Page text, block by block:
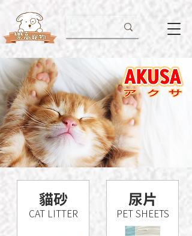
​貓砂
CAT LITTER
尿片
PET SHEETS